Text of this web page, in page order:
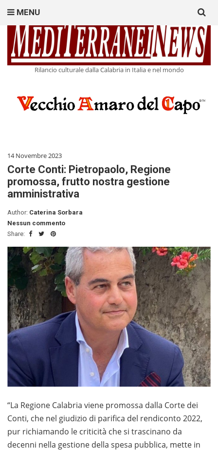
Rilancio culturale dalla Calabria in Italia e nel mondo
MENU
for:
14 Novembre 2023
Corte Conti: Pietropaolo, Regione
promossa, frutto nostra gestione
amministrativa
Author: Caterina Sorbara
Nessun commento
Share:
“La Regione Calabria viene promossa dalla Corte dei
Conti, che nel giudizio di parifica del rendiconto 2022,
pur richiamando le criticità che si trascinano da
decenni nella gestione della spesa pubblica, mette in